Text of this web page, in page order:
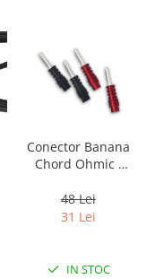
Conector Banana
Chord Ohmic -
48 Lei
31 Lei
IN STOC